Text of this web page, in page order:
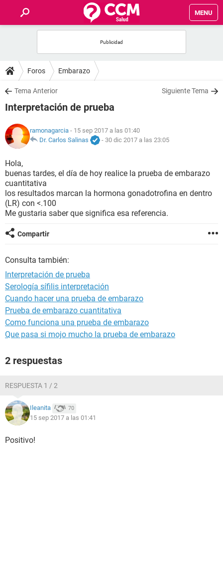
MENU
FOROS
SALUD
FAMILIA
NUTRICIÓN
BIENESTAR
SEXUALIDAD
GLOSARIO
Foros Embarazo
Tema Anterior Siguiente Tema
Interpretación de prueba
ramonagarcia - 15 sep 2017 a las 01:40
Dr. Carlos Salinas
- 30 dic 2017 a las 23:05
Hola,
buenas tardes, el día de hoy realice la prueba de embarazo
cuantitativa
los resultados marcan la hormona gonadotrofina en dentro
(LR) con <.100
Me gustaria saber que significa esa referencia.
Compartir
Consulta también:
Interpretación de prueba
Serología sífilis interpretación
Cuando hacer una prueba de embarazo
Prueba de embarazo cuantitativa
Como funciona una prueba de embarazo
Que pasa si mojo mucho la prueba de embarazo
2 respuestas
RESPUESTA 1 / 2
Ileanita 70
15 sep 2017 a las 01:41
Positivo!